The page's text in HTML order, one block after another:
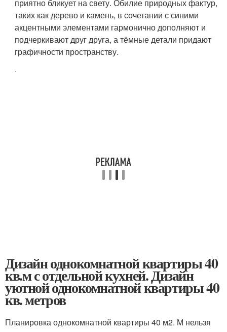
приятно бликует на свету. Обилие природных фактур,
таких как дерево и камень, в сочетании с синими
акцентными элементами гармонично дополняют и
подчеркивают друг друга, а тёмные детали придают
графичности пространству.
.
Дизайн однокомнатной квартиры 40
кв.м с отдельной кухней. Дизайн
уютной однокомнатной квартиры 40
кв. метров
Планировка однокомнатной квартиры 40 м2. М нельзя